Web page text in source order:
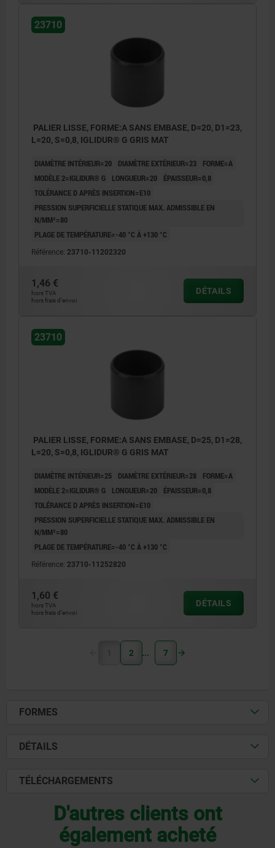
23710
PALIER LISSE, FORME:A SANS EMBASE, D=20, D1=23,
L=20, S=0,8, IGLIDUR® G GRIS MAT
DIAMÈTRE INTÉRIEUR=20 DIAMÈTRE EXTÉRIEUR=23
FORME=A
MODÈLE 2=IGLIDUR® G
LONGUEUR=20
ÉPAISSEUR=0,8
TOLÉRANCE D APRÈS INSERTION=E10
PRESSION SUPERFICIELLE STATIQUE MAX. ADMISSIBLE EN
N/MM²=80
PLAGE DE TEMPÉRATURE=-40 °C À +130 °C
Référence: 23710-11202320
1,46 €
hors TVA
hors frais d’envoi
DÉTAILS
23710
PALIER LISSE, FORME:A SANS EMBASE, D=25, D1=28,
L=20, S=0,8, IGLIDUR® G GRIS MAT
DIAMÈTRE INTÉRIEUR=25 DIAMÈTRE EXTÉRIEUR=28
FORME=A
MODÈLE 2=IGLIDUR® G
LONGUEUR=20
ÉPAISSEUR=0,8
TOLÉRANCE D APRÈS INSERTION=E10
PRESSION SUPERFICIELLE STATIQUE MAX. ADMISSIBLE EN
N/MM²=80
PLAGE DE TEMPÉRATURE=-40 °C À +130 °C
Référence: 23710-11252820
1,60 €
hors TVA
hors frais d’envoi
DÉTAILS
1 2 7
FORMES
DÉTAILS
TÉLÉCHARGEMENTS
D'autres clients ont
également acheté